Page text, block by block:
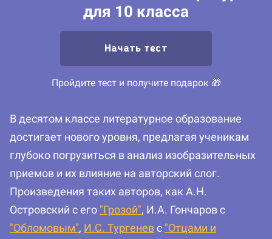
для 10 класса
Начать тест
Пройдите тест и получите подарок 🎁
В десятом классе литературное образование
достигает нового уровня, предлагая ученикам
глубоко погрузиться в анализ изобразительных
приемов и их влияние на авторский слог.
Произведения таких авторов, как А.Н.
Островский с его "Грозой", И.А. Гончаров с
"Обломовым", И.С. Тургеневс "Отцами и